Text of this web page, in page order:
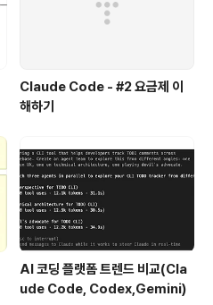
Claude Code - #2 요금제 이
해하기
AI 코딩 플랫폼 트렌드 비교(Cla
ude Code, Codex,Gemini)